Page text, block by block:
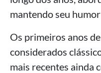
mantendo seu
Os primeiros anos
considerados
mais recentes ainda